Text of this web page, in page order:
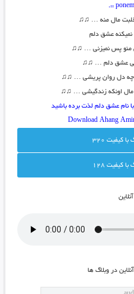
مال منه … ♫♫
عشق دلم
منو پس نمیزنی … ♫♫
عشق دلم … ♫♫
دل روان پریشی … ♫♫
اونکه زندگیشی … ♫♫
نام عشق دلم لذت برده باشید
Download Ahang
کيفيت 320
کيفيت 128
در وبلاگ ها